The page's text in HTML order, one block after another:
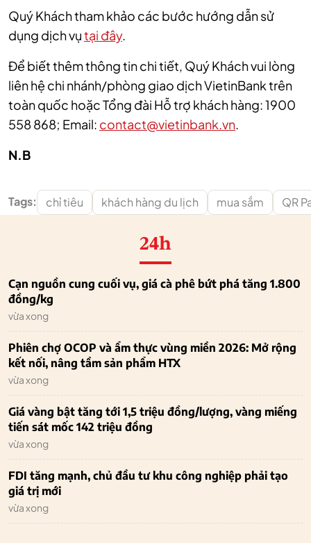
Quý Khách tham khảo các bước hướng dẫn sử
dụng dịch vụtại đây.
Để biết thêm thông tin chi tiết, Quý Khách vui lòng
liên hệ chi nhánh/phòng giao dịch VietinBank trên
toàn quốc hoặc Tổng đài Hỗ trợ khách hàng: 1900
558 868; Email: contact@vietinbank.vn.
N.B
Tags: chỉ tiêu khách hàng du lịch mua sắm QR
24h
Cạn nguồn cung cuối vụ, giá cà phê bứt phá tăng 1.800
đồng/kg
vừa xong
Phiên chợ OCOP và ẩm thực vùng miền 2026: Mở rộng
kết nối, nâng tầm sản phẩm HTX
vừa xong
Giá vàng bật tăng tới 1,5 triệu đồng/lượng, vàng miếng
tiến sát mốc 142 triệu đồng
vừa xong
FDI tăng mạnh, chủ đầu tư khu công nghiệp phải tạo
giá trị mới
vừa xong